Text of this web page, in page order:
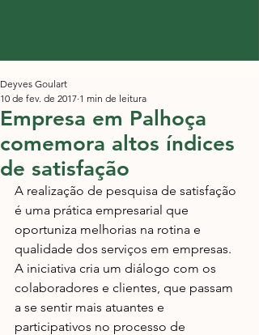
Empresa em Palhoça
comemora altos índices
de satisfação
Deyves Goulart
10 de fev. de 2017 1 min de leitura
A realização de pesquisa de satisfação
é uma prática empresarial que
oportuniza melhorias na rotina e
qualidade dos serviços em empresas.
A iniciativa cria um diálogo com os
colaboradores e clientes, que passam
a se sentir mais atuantes e
participativos no processo de